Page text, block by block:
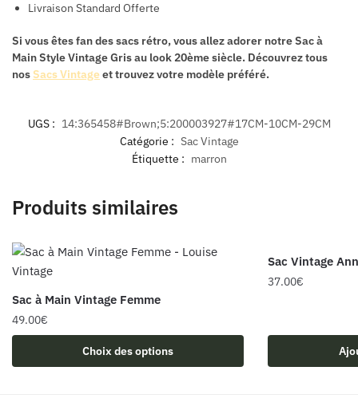
Livraison Standard Offerte
Si vous êtes fan des sacs rétro, vous allez adorer notreSac à
Main Style Vintage Grisau look 20ème siècle. Découvrez tous
nos Sacs Vintageet trouvez votre modèle préféré.
UGS : 14:365458#Brown;5:200003927#17CM-10CM-29CM
Catégorie : Sac Vintage
Étiquette : marron
Produits similaires
Sac à Main Vintage Femme
49.00€
Choix des options
produit
Sac Vintage
37.00€